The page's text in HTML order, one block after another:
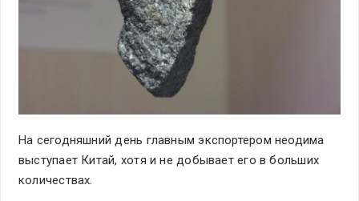
На сегодняшний день главным экспортером неодима
выступает Китай, хотя и не добывает его в больших
количествах.